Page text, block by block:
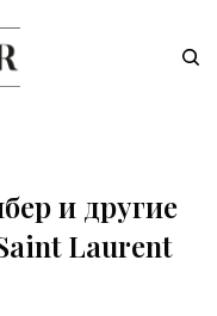
и другие
Laurent